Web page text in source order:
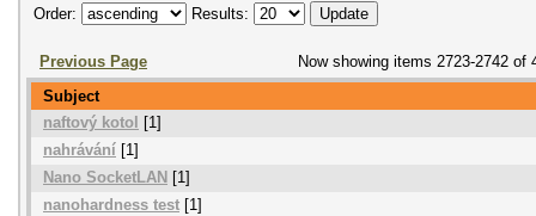
Order:
Results:
Previous Page
Now showing items 2723-2742 of
Subject
naftový kotol
[1]
nahrávání [1]
Nano SocketLAN [1]
nanohardness test [1]